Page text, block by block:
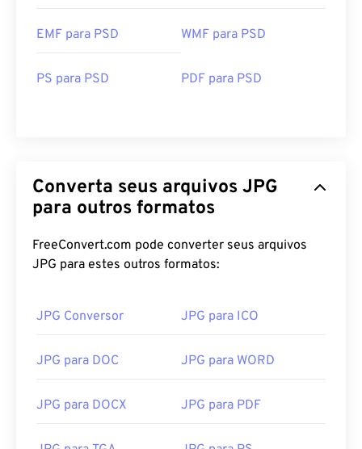
EMF para PSD WMF para PSD
PS para PSD PDF para PSD
Converta seus arquivos JPG
para outros formatos
FreeConvert.com pode converter seus arquivos
JPG para estes outros formatos:
JPG Conversor JPG para ICO
JPG para DOC JPG para WORD
JPG para DOCX JPG para PDF